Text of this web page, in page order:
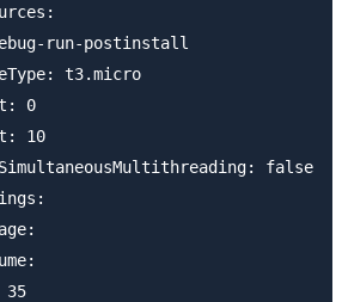
run-postinstall
t3.micro
0
10
false
35